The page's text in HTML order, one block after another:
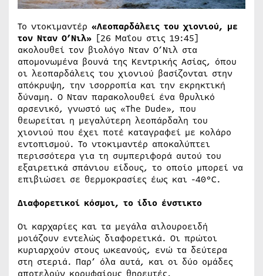
Το ντοκιμαντέρ «Λεοπαρδάλεις του χιονιού, με
τον Νταν Ο’Νιλ» [26 Μαΐου στις 19:45]
ακολουθεί τον βιολόγο Νταν Ο’Νιλ στα
απομονωμένα βουνά της Κεντρικής Ασίας, όπου
οι λεοπαρδάλεις του χιονιού βασίζονται στην
απόκρυψη, την ισορροπία και την εκρηκτική
δύναμη. Ο Νταν παρακολουθεί ένα θρυλικό
αρσενικό, γνωστό ως «The Dude», που
θεωρείται η μεγαλύτερη λεοπάρδαλη του
χιονιού που έχει ποτέ καταγραφεί με κολάρο
εντοπισμού. Το ντοκιμαντέρ αποκαλύπτει
περισσότερα για τη συμπεριφορά αυτού του
εξαιρετικά σπάνιου είδους, το οποίο μπορεί να
επιβιώσει σε θερμοκρασίες έως και -40°C.
Διαφορετικοί κόσμοι, το ίδιο ένστικτο
Οι καρχαρίες και τα μεγάλα αιλουροειδή
μοιάζουν εντελώς διαφορετικά. Οι πρώτοι
κυριαρχούν στους ωκεανούς, ενώ τα δεύτερα
στη στεριά. Παρ’ όλα αυτά, και οι δύο ομάδες